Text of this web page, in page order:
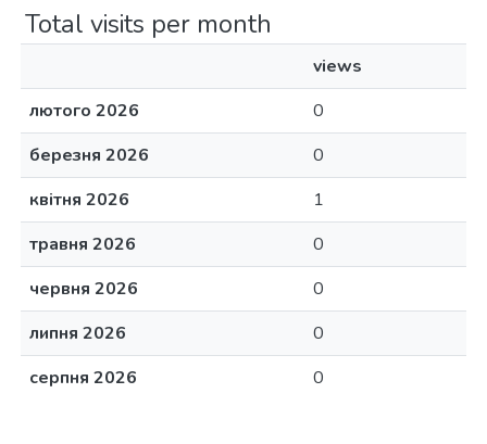
Total visits per month
views
лютого 2026
0
березня 2026
0
квітня 2026
1
травня 2026
0
червня 2026
0
липня 2026
0
серпня 2026
0